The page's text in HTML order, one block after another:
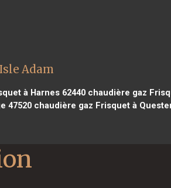
Adam
à Harnes 62440 chaudière gaz
47520 chaudière gaz Frisquet à